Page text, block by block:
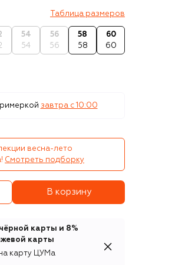
Таблица размеров
54
54
56
56
58
58
60
60
завтра c 10:00
весна-лето
Смотреть подборку
В корзину
карты и 8%
карты
карту ЦУМа